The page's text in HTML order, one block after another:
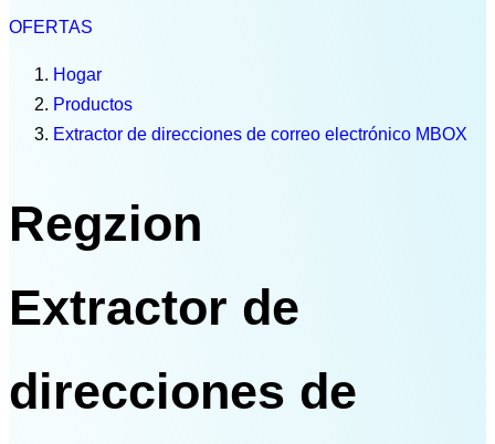
OFERTAS
Hogar
Productos
Extractor de direcciones de correo electrónico MBOX
Regzion
Extractor de
direcciones de